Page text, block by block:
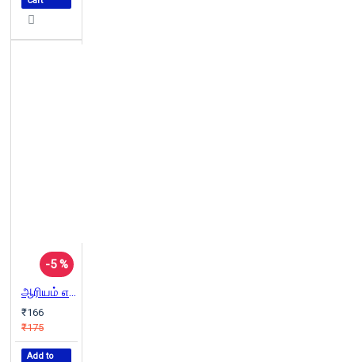
-5 %
ஆரியம் எதிர் தமிழ்த்தேசியம்
₹166
₹175
Add to